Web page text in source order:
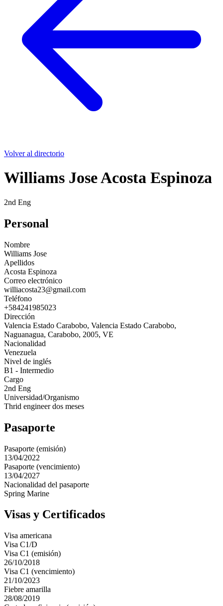
Volver al directorio
Williams Jose Acosta Espinoza
2nd Eng
Personal
Nombre
Williams Jose
Apellidos
Acosta Espinoza
Correo electrónico
williacosta23@gmail.com
Teléfono
+584241985023
Dirección
Valencia Estado Carabobo, Valencia Estado Carabobo,
Naguanagua, Carabobo, 2005, VE
Nacionalidad
Venezuela
Nivel de inglés
B1 - Intermedio
Cargo
2nd Eng
Universidad/Organismo
Thrid engineer dos meses
Pasaporte
Pasaporte (emisión)
13/04/2022
Pasaporte (vencimiento)
13/04/2027
Nacionalidad del pasaporte
Spring Marine
Visas y Certificados
Visa americana
Visa C1/D
Visa C1 (emisión)
26/10/2018
Visa C1 (vencimiento)
21/10/2023
Fiebre amarilla
28/08/2019